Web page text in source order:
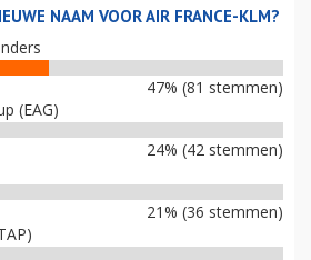
NAAM VOOR AIR FRANCE-KLM?
47% (81 stemmen)
(EAG)
24% (42 stemmen)
21% (36 stemmen)